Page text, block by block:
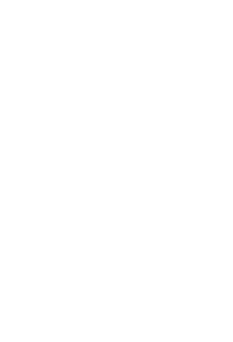
정합니다. 제품 검색 컨텍
계정 통화 대신 트랜잭션
다.
)
계하고 적격성 규칙을 정의
사용자가 트랜잭션에 해당
.